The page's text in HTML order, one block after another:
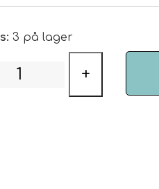
3 på lager
+